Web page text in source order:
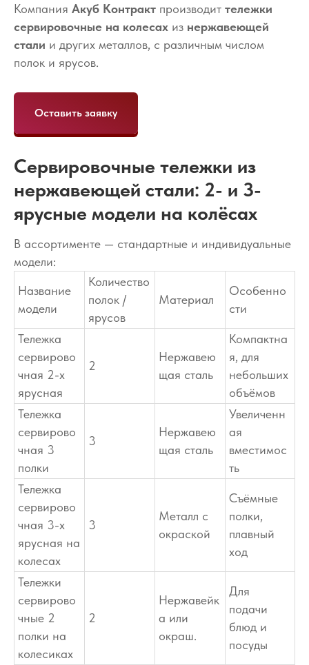
Компания Акуб Контракт производит тележки
сервировочные на колесах из нержавеющей
стали и других металлов, с различным числом
полок и ярусов.
Оставить заявку
Сервировочные тележки из
нержавеющей стали: 2- и 3-
ярусные модели на колёсах
В ассортименте — стандартные и индивидуальные
модели:
Название
модели
Количество
полок /
ярусов
Материал
Особенно
сти
Тележка
сервирово
чная 2-х
ярусная
2
Нержавею
щая сталь
Компактна
я, для
небольших
объёмов
Тележка
сервирово
чная 3
полки
3
Нержавею
щая сталь
Увеличенн
ая
вместимос
ть
Тележка
сервирово
чная 3-х
ярусная на
колесах
3
Металл с
окраской
Съёмные
полки,
плавный
ход
Тележки
сервирово
чные 2
полки на
колесиках
2
Нержавейк
а или
окраш.
Для
подачи
блюд и
посуды